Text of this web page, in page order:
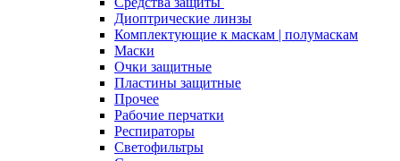
Диоптрические линзы
Комплектующие к маскам | полумаскам
Маски
Очки защитные
Пластины защитные
Прочее
Рабочие перчатки
Респираторы
Светофильтры